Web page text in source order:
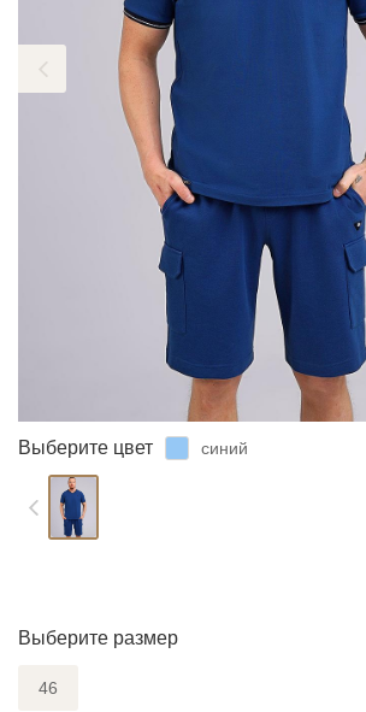
Выберите цвет синий
Выберите размер
46